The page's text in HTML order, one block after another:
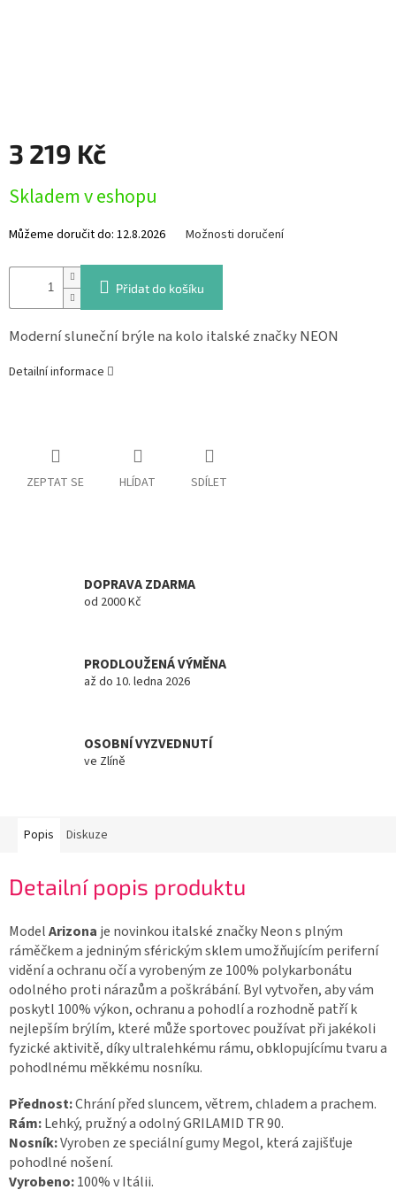
3 219 Kč
cena:
Skladem v eshopu
Můžeme doručit do: 12.8.2026 Možnosti doručení
Přidat do košíku
Moderní sluneční brýle na kolo italské značky NEON
Detailní informace
ZEPTAT SE HLÍDAT SDÍLET
DOPRAVA ZDARMA
od 2000 Kč
PRODLOUŽENÁ VÝMĚNA
až do 10. ledna 2026
OSOBNÍ VYZVEDNUTÍ
ve Zlíně
Popis Diskuze
Detailní popis produktu
ModelArizona je novinkou italské značky Neon s plným
ráměčkem a jedniným sférickým sklem umožňujícím periferní
vidění a ochranu očí a vyrobeným ze 100% polykarbonátu
odolného proti nárazům a poškrábání. Byl vytvořen, aby vám
poskytl 100% výkon, ochranu a pohodlí a rozhodně patří k
nejlepším brýlím, které může sportovec používat při jakékoli
fyzické aktivitě, díky ultralehkému rámu, obklopujícímu tvaru a
pohodlnému měkkému nosníku.
Přednost:Chrání před sluncem, větrem, chladem a prachem.
Rám:Lehký, pružný a odolný GRILAMID TR 90.
Nosník:Vyroben ze speciální gumy Megol, která zajišťuje
pohodlné nošení.
Vyrobeno:100% v Itálii.